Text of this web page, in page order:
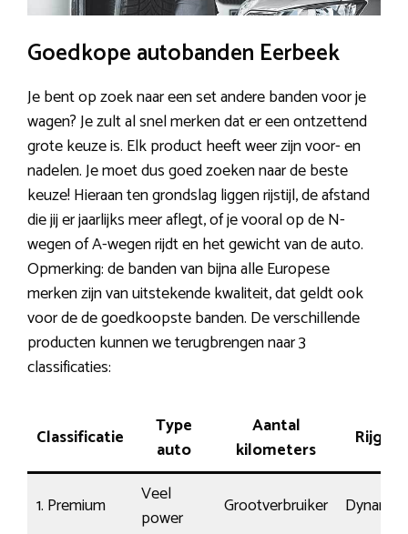
Goedkope autobanden Eerbeek
Je bent op zoek naar een set andere banden voor je
wagen? Je zult al snel merken dat er een ontzettend
grote keuze is. Elk product heeft weer zijn voor- en
nadelen. Je moet dus goed zoeken naar de beste
keuze! Hieraan ten grondslag liggen rijstijl, de afstand
die jij er jaarlijks meer aflegt, of je vooral op de N-
wegen of A-wegen rijdt en het gewicht van de auto.
Opmerking: de banden van bijna alle Europese
merken zijn van uitstekende kwaliteit, dat geldt ook
voor de de goedkoopste banden. De verschillende
producten kunnen we terugbrengen naar 3
classificaties:
Classificatie
Type
auto
Aantal
kilometers
1. Premium
Veel
power
Grootverbruiker